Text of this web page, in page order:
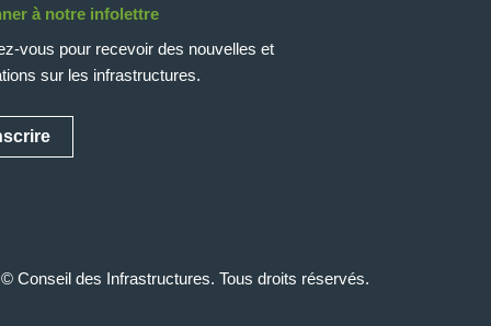
à notre infolettre
vous pour recevoir des nouvelles et
sur les infrastructures.
© Conseil des Infrastructures. Tous droits réservés.